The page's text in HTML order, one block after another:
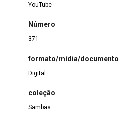
YouTube
Número
371
formato/mídia/documento
Digital
coleção
Sambas